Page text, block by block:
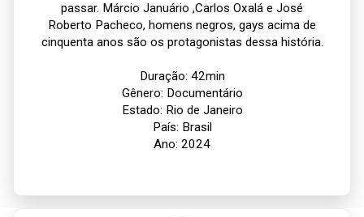
passar. Márcio Januário ,Carlos Oxalá e José
Roberto Pacheco, homens negros, gays acima de
cinquenta anos são os protagonistas dessa história.
Duração: 42min
Gênero: Documentário
Estado: Rio de Janeiro
País: Brasil
Ano: 2024